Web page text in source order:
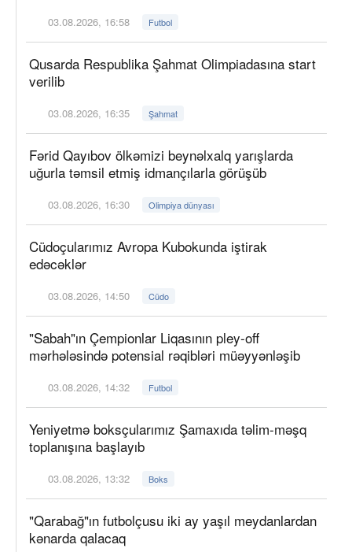
03.08.2026, 16:58 Futbol
Qusarda Respublika Şahmat Olimpiadasına start
verilib
03.08.2026, 16:35 Şahmat
Fərid Qayıbov ölkəmizi beynəlxalq yarışlarda
uğurla təmsil etmiş idmançılarla görüşüb
03.08.2026, 16:30 Olimpiya dünyası
Cüdoçularımız Avropa Kubokunda iştirak
edəcəklər
03.08.2026, 14:50 Cüdo
"Sabah"ın Çempionlar Liqasının pley-off
mərhələsində potensial rəqibləri müəyyənləşib
03.08.2026, 14:32 Futbol
Yeniyetmə boksçularımız Şamaxıda təlim-məşq
toplanışına başlayıb
03.08.2026, 13:32 Boks
"Qarabağ"ın futbolçusu iki ay yaşıl meydanlardan
kənarda qalacaq